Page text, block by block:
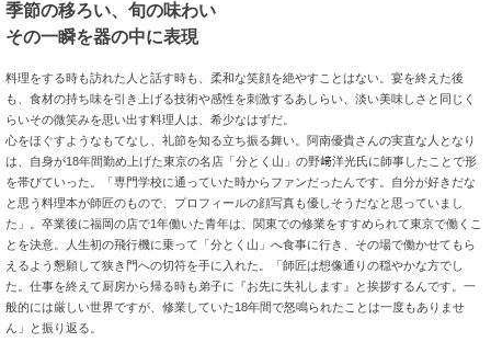
季節の移ろい、旬の味わい
その一瞬を器の中に表現
料理をする時も訪れた人と話す時も、柔和な笑顔を絶やすことはない。宴を終えた後
も、食材の持ち味を引き上げる技術や感性を刺激するあしらい、淡い美味しさと同じく
らいその微笑みを思い出す料理人は、希少なはずだ。
心をほぐすようなもてなし、礼節を知る立ち振る舞い。阿南優貴さんの実直な人となり
は、自身が18年間勤め上げた東京の名店「分とく山」の野﨑洋光氏に師事したことで形
を帯びていった。「専門学校に通っていた時からファンだったんです。自分が好きだな
と思う料理本が師匠のもので、プロフィールの顔写真も優しそうだなと思っていまし
た」。卒業後に福岡の店で1年働いた青年は、関東での修業をすすめられて東京で働くこ
とを決意。人生初の飛行機に乗って「分とく山」へ食事に行き、その場で働かせてもら
えるよう懇願して狭き門への切符を手に入れた。「師匠は想像通りの穏やかな方でし
た。仕事を終えて厨房から帰る時も弟子に『お先に失礼します』と挨拶するんです。一
般的には厳しい世界ですが、修業していた18年間で怒鳴られたことは一度もありませ
ん」と振り返る。